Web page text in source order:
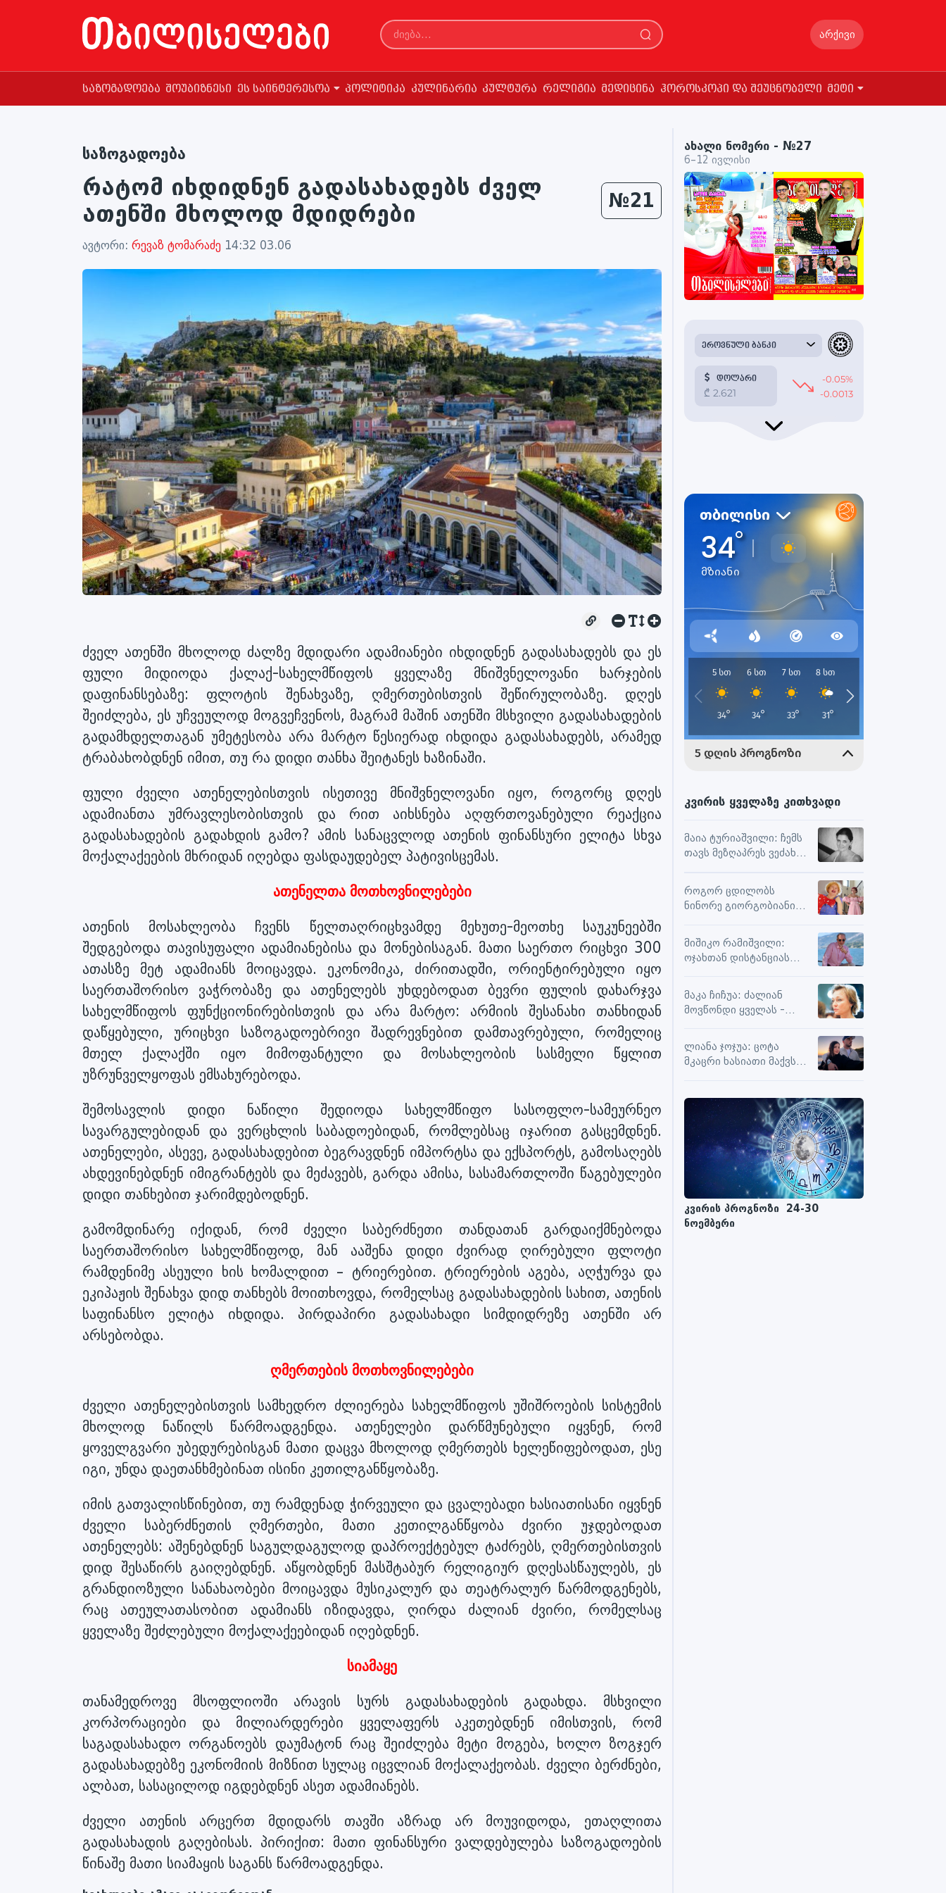
არქივი
საზოგადოება შოუბიზნესი ეს საინტერესოა პოლიტიკა კულინარია კულტურა რელიგია მედიცინა ჰოროსკოპი და შეუცნობელი მეტი
საზოგადოება
რატომ იხდიდნენ გადასახადებს ძველ
ათენში მხოლოდ მდიდრები
№21
ავტორი: რევაზ ტომარაძე 14:32 03.06
ძველ ათენში მხოლოდ ძალზე მდიდარი ადამიანები იხდიდნენ გადასახადებს და ეს
ფული მიდიოდა ქალაქ-სახელმწიფოს ყველაზე მნიშვნელოვანი ხარჯების
დაფინანსებაზე: ფლოტის შენახვაზე, ღმერთებისთვის შეწირულობაზე. დღეს
შეიძლება, ეს უჩვეულოდ მოგვეჩვენოს, მაგრამ მაშინ ათენში მსხვილი გადასახადების
გადამხდელთაგან უმეტესობა არა მარტო წესიერად იხდიდა გადასახადებს, არამედ
ტრაბახობდნენ იმით, თუ რა დიდი თანხა შეიტანეს ხაზინაში.
ფული ძველი ათენელებისთვის ისეთივე მნიშვნელოვანი იყო, როგორც დღეს
ადამიანთა უმრავლესობისთვის და რით აიხსნება აღფრთოვანებული რეაქცია
გადასახადების გადახდის გამო? ამის სანაცვლოდ ათენის ფინანსური ელიტა სხვა
მოქალაქეების მხრიდან იღებდა ფასდაუდებელ პატივისცემას.
ათენელთა მოთხოვნილებები
ათენის მოსახლეობა ჩვენს წელთაღრიცხვამდე მეხუთე-მეოთხე საუკუნეებში
შედგებოდა თავისუფალი ადამიანებისა და მონებისაგან. მათი საერთო რიცხვი 300
ათასზე მეტ ადამიანს მოიცავდა. ეკონომიკა, ძირითადში, ორიენტირებული იყო
საერთაშორისო ვაჭრობაზე და ათენელებს უხდებოდათ ბევრი ფულის დახარჯვა
სახელმწიფოს ფუნქციონირებისთვის და არა მარტო: არმიის შესანახი თანხიდან
დაწყებული, ურიცხვი საზოგადოებრივი შადრევნებით დამთავრებული, რომელიც
მთელ ქალაქში იყო მიმოფანტული და მოსახლეობის სასმელი წყლით
უზრუნველყოფას ემსახურებოდა.
შემოსავლის დიდი ნაწილი შედიოდა სახელმწიფო სასოფლო-სამეურნეო
სავარგულებიდან და ვერცხლის საბადოებიდან, რომლებსაც იჯარით გასცემდნენ.
ათენელები, ასევე, გადასახადებით ბეგრავდნენ იმპორტსა და ექსპორტს, გამოსაღებს
ახდევინებდნენ იმიგრანტებს და მეძავებს, გარდა ამისა, სასამართლოში წაგებულები
დიდი თანხებით ჯარიმდებოდნენ.
გამომდინარე იქიდან, რომ ძველი საბერძნეთი თანდათან გარდაიქმნებოდა
საერთაშორისო სახელმწიფოდ, მან ააშენა დიდი ძვირად ღირებული ფლოტი
რამდენიმე ასეული ხის ხომალდით – ტრიერებით. ტრიერების აგება, აღჭურვა და
ეკიპაჟის შენახვა დიდ თანხებს მოითხოვდა, რომელსაც გადასახადების სახით, ათენის
საფინანსო ელიტა იხდიდა. პირდაპირი გადასახადი სიმდიდრეზე ათენში არ
არსებობდა.
ღმერთების მოთხოვნილებები
ძველი ათენელებისთვის სამხედრო ძლიერება სახელმწიფოს უშიშროების სისტემის
მხოლოდ ნაწილს წარმოადგენდა. ათენელები დარწმუნებული იყვნენ, რომ
ყოველგვარი უბედურებისგან მათი დაცვა მხოლოდ ღმერთებს ხელეწიფებოდათ, ესე
იგი, უნდა დაეთანხმებინათ ისინი კეთილგანწყობაზე.
იმის გათვალისწინებით, თუ რამდენად ჭირვეული და ცვალებადი ხასიათისანი იყვნენ
ძველი საბერძნეთის ღმერთები, მათი კეთილგანწყობა ძვირი უჯდებოდათ
ათენელებს: აშენებდნენ საგულდაგულოდ დაპროექტებულ ტაძრებს, ღმერთებისთვის
დიდ შესაწირს გაიღებდნენ. აწყობდნენ მასშტაბურ რელიგიურ დღესასწაულებს, ეს
გრანდიოზული სანახაობები მოიცავდა მუსიკალურ და თეატრალურ წარმოდგენებს,
რაც ათეულათასობით ადამიანს იზიდავდა, ღირდა ძალიან ძვირი, რომელსაც
ყველაზე შეძლებული მოქალაქეებიდან იღებდნენ.
სიამაყე
თანამედროვე მსოფლიოში არავის სურს გადასახადების გადახდა. მსხვილი
კორპორაციები და მილიარდერები ყველაფერს აკეთებდნენ იმისთვის, რომ
საგადასახადო ორგანოებს დაუმატონ რაც შეიძლება მეტი მოგება, ხოლო ზოგჯერ
გადასახადებზე ეკონომიის მიზნით სულაც იცვლიან მოქალაქეობას. ძველი ბერძნები,
ალბათ, სასაცილოდ იგდებდნენ ასეთ ადამიანებს.
ძველი ათენის არცერთ მდიდარს თავში აზრად არ მოუვიდოდა, ეთაღლითა
გადასახადის გაღებისას. პირიქით: მათი ფინანსური ვალდებულება საზოგადოების
წინაშე მათი სიამაყის საგანს წარმოადგენდა.
ახალი ნომერი - №27
6–12 ივლისი
კვირის ყველაზე კითხვადი
მაია ტურიაშვილი: ჩემს
თავს მეზღაპრეს ვეძახი,
ურთიერთობებსა და
შემოქმედებით
მუშაობაში
როგორ ცდილობს
ნინორე გიორგობიანი
მაქსიმალური
სიამოვნების მიღებას და
მოქმედებს თუ არა მასზე
მიშიკო რამიშვილი:
ოჯახთან დისტანციას
გრძელდება
მაკა ჩიჩუა: ძალიან
მოვწონდი ყველას -
გარეთ
ლიანა ჯოჯუა: ცოტა
მკაცრი ხასიათი მაქვს
მომიხდებოდა
კვირის პროგნოზი 24-30
ნოემბერი